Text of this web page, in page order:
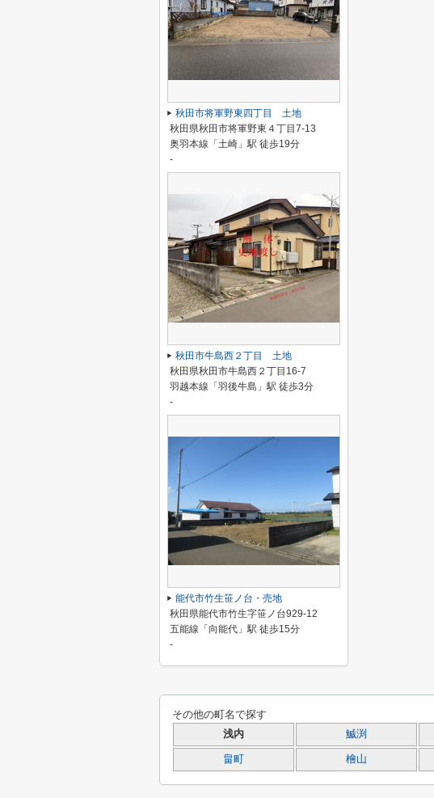
秋田市将軍野東四丁目 土地
秋田県秋田市将軍野東４丁目7-13
奥羽本線「土崎」駅 徒歩19分
-
秋田市牛島西２丁目 土地
秋田県秋田市牛島西２丁目16-7
羽越本線「羽後牛島」駅 徒歩3分
-
能代市竹生笹ノ台・売地
秋田県能代市竹生字笹ノ台929-12
五能線「向能代」駅 徒歩15分
-
その他の町名で探す
浅内 鰄渕
畠町 檜山